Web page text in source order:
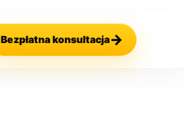
Bezpłatna konsultacja→